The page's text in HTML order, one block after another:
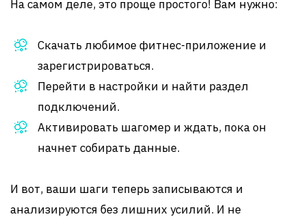
На самом деле, это проще простого! Вам нужно:
Скачать любимое фитнес-приложение и
зарегистрироваться.
Перейти в настройки и найти раздел
подключений.
Активировать шагомер и ждать, пока он
начнет собирать данные.
И вот, ваши шаги теперь записываются и
анализируются без лишних усилий. И не